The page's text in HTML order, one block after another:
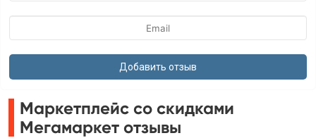
Маркетплейс со скидками
Мегамаркет отзывы